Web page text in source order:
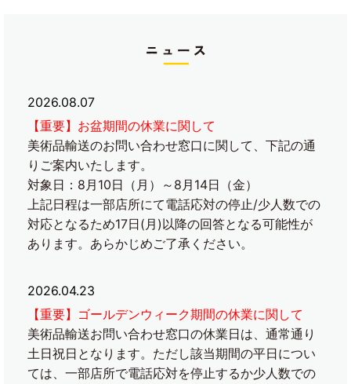
2026.08.07
【重要】お盆期間の休業に関して
美術品輸送のお問い合わせ窓口に関して、下記の通
りご案内いたします。
対象日：8月10日（月）～8月14日（金）
上記日程は一部店所にて電話応対の停止/少人数での
対応となるため17日(月)以降の回答となる可能性が
あります。あらかじめご了承ください。
2026.04.23
【重要】ゴールデンウィーク期間の休業に関して
美術品輸送お問い合わせ窓口の休業日は、通常通り
土日祝日となります。ただし該当期間の平日につい
ては、一部店所で電話応対を停止するか少人数での